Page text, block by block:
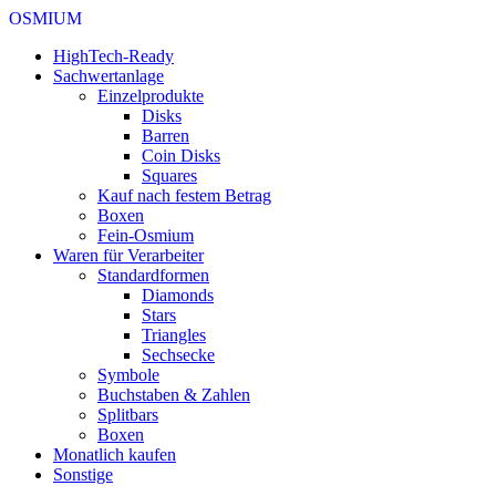
OSMIUM
HighTech-Ready
Sachwertanlage
Einzelprodukte
Disks
Barren
Coin Disks
Squares
Kauf nach festem Betrag
Boxen
Fein-Osmium
Waren für Verarbeiter
Standardformen
Diamonds
Stars
Triangles
Sechsecke
Symbole
Buchstaben & Zahlen
Splitbars
Boxen
Monatlich kaufen
Sonstige